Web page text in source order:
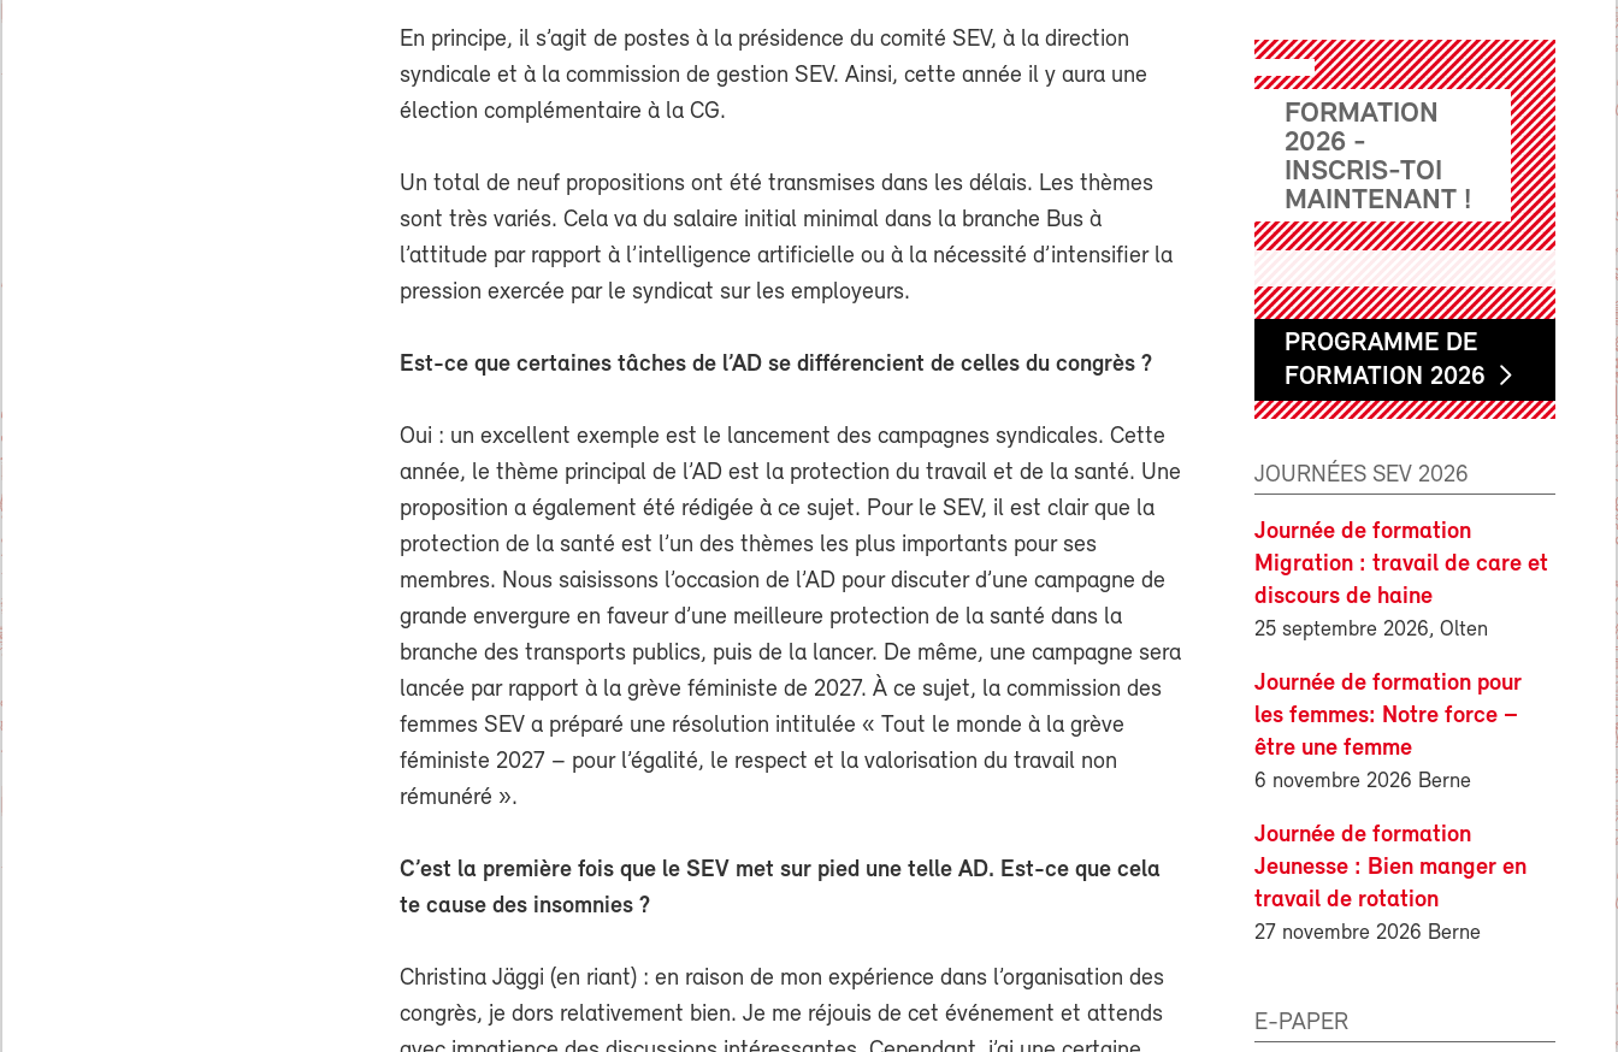
En principe, il s’agit de postes à la présidence du comité SEV, à la direction
syndicale et à la commission de gestion SEV. Ainsi, cette année il y aura une
élection complémentaire à la CG.
Un total de neuf propositions ont été transmises dans les délais. Les thèmes
sont très variés. Cela va du salaire initial minimal dans la branche Bus à
l’attitude par rapport à l’intelligence artificielle ou à la nécessité d’intensifier la
pression exercée par le syndicat sur les employeurs.
Est-ce que certaines tâches de l’AD se différencient de celles du congrès ?
Oui : un excellent exemple est le lancement des campagnes syndicales. Cette
année, le thème principal de l’AD est la protection du travail et de la santé. Une
proposition a également été rédigée à ce sujet. Pour le SEV, il est clair que la
protection de la santé est l’un des thèmes les plus importants pour ses
membres. Nous saisissons l’occasion de l’AD pour discuter d’une campagne de
grande envergure en faveur d’une meilleure protection de la santé dans la
branche des transports publics, puis de la lancer. De même, une campagne sera
lancée par rapport à la grève féministe de 2027. À ce sujet, la commission des
femmes SEV a préparé une résolution intitulée « Tout le monde à la grève
féministe 2027 – pour l’égalité, le respect et la valorisation du travail non
rémunéré ».
C’est la première fois que le SEV met sur pied une telle AD. Est-ce que cela
te cause des insomnies ?
Christina Jäggi (en riant) : en raison de mon expérience dans l’organisation des
congrès, je dors relativement bien. Je me réjouis de cet événement et attends
FORMATION
2026 -
INSCRIS-TOI
MAINTENANT !
PROGRAMME DE
FORMATION 2026
JOURNÉES SEV 2026
Journée de formation
Migration : travail de care et
discours de haine
25 septembre 2026, Olten
Journée de formation pour
les femmes: Notre force –
être une femme
6 novembre 2026 Berne
Journée de formation
Jeunesse : Bien manger en
travail de rotation
27 novembre 2026 Berne
E-PAPER